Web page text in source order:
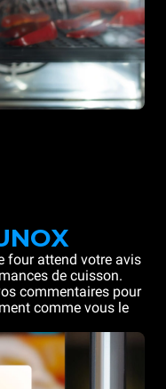
four attend votre avis
de cuisson.
commentaires pour
comme vous le